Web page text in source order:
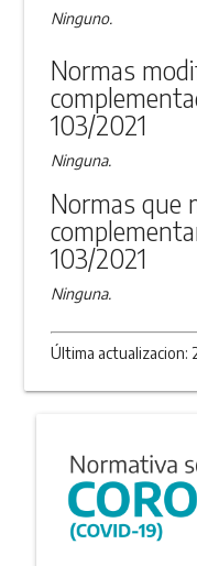
Ninguno.
Normas
103/2021
Ninguna.
Normas que
103/2021
Ninguna.
Última